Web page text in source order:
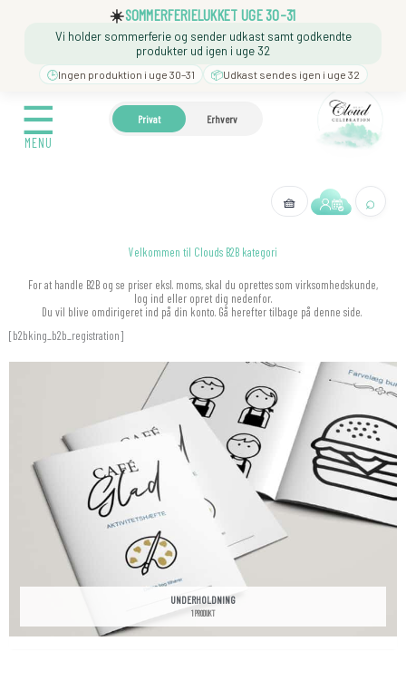
☀️SOMMERFERIELUKKET UGE 30–31
Vi holder sommerferie og sender udkast samt godkendte
produkter ud igen i uge 32
🕒Ingen produktion i uge 30–31 📦Udkast sendes igen i uge 32
☰
MENU
Privat Erhverv
🧺 ⌕
☰
MENU
🍼 BARNEDÅB ❓️ BESØG VORES
Velkommen til Clouds B2B kategori
For at handle B2B og se priser eksl. moms, skal du oprettes som virksomhedskunde,
log ind eller opret dig nedenfor.
Du vil blive omdirigeret ind på din konto. Gå herefter tilbage på denne side.
[b2bking_b2b_registration]
UNDERHOLDNING
1 PRODUKT